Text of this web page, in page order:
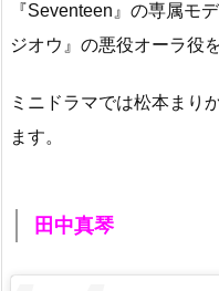
『Seventeen』の専属モ
ジオウ』の悪役オーラ役
ミニドラマでは松本まり
ます。
田中真琴